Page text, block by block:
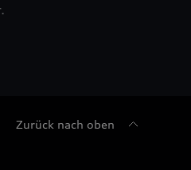
Zurück nach oben